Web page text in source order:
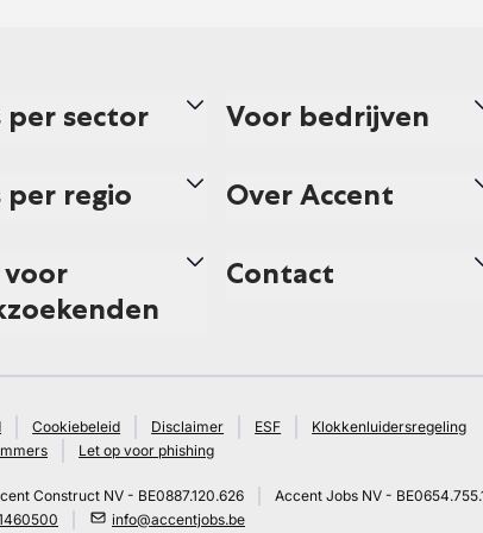
per sector
per regio
voor
Voor bedrijven
Over Accent
Contact
Cookiebeleid Disclaimer ESF
Klokkenluidersregeling
Let op voor phishing
Construct NV - BE0887.120.626
Accent Jobs NV -
info@accentjobs.be